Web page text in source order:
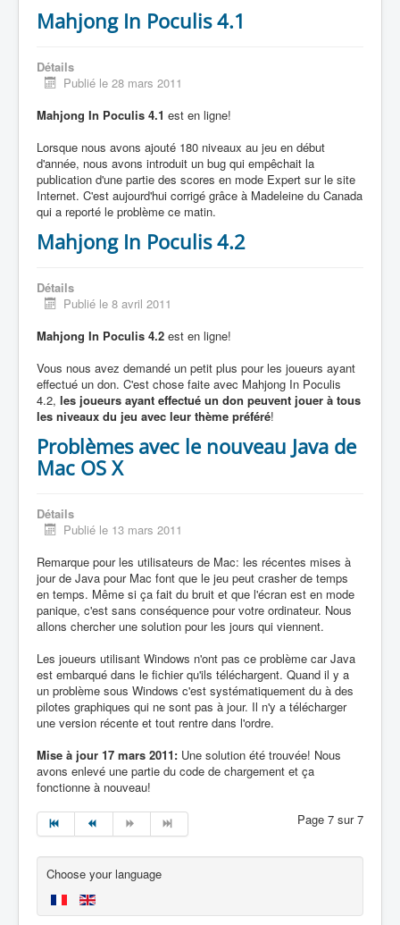
Mahjong In Poculis 4.1
Détails
Publié le 28 mars 2011
Mahjong In Poculis 4.1 est en ligne!
Lorsque nous avons ajouté 180 niveaux au jeu en début
d'année, nous avons introduit un bug qui empêchait la
publication d'une partie des scores en mode Expert sur le site
Internet. C'est aujourd'hui corrigé grâce à Madeleine du Canada
qui a reporté le problème ce matin.
Mahjong In Poculis 4.2
Détails
Publié le 8 avril 2011
Mahjong In Poculis 4.2 est en ligne!
Vous nous avez demandé un petit plus pour les joueurs ayant
effectué un don. C'est chose faite avec Mahjong In Poculis
4.2, les joueurs ayant effectué un don peuvent jouer à tous
les niveaux du jeu avec leur thème préféré!
Problèmes avec le nouveau Java de
Mac OS X
Détails
Publié le 13 mars 2011
Remarque pour les utilisateurs de Mac: les récentes mises à
jour de Java pour Mac font que le jeu peut crasher de temps
en temps. Même si ça fait du bruit et que l'écran est en mode
panique, c'est sans conséquence pour votre ordinateur. Nous
allons chercher une solution pour les jours qui viennent.
Les joueurs utilisant Windows n'ont pas ce problème car Java
est embarqué dans le fichier qu'ils téléchargent. Quand il y a
un problème sous Windows c'est systématiquement du à des
pilotes graphiques qui ne sont pas à jour. Il n'y a télécharger
une version récente et tout rentre dans l'ordre.
Mise à jour 17 mars 2011: Une solution été trouvée! Nous
avons enlevé une partie du code de chargement et ça
fonctionne à nouveau!
Page 7 sur 7
Choose your language